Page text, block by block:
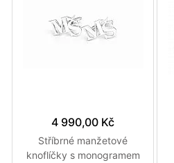
4 990,00 Kč
Stříbrné manžetové
knoflíčky s monogramem